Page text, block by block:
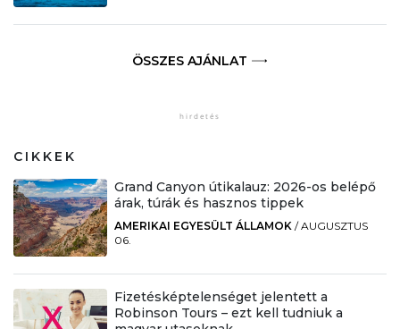
ÖSSZES AJÁNLAT
CIKKEK
Grand Canyon útikalauz: 2026-os belépő
árak, túrák és hasznos tippek
AMERIKAI EGYESÜLT ÁLLAMOK /AUGUSZTUS
06.
Fizetésképtelenséget jelentett a
Robinson Tours – ezt kell tudniuk a